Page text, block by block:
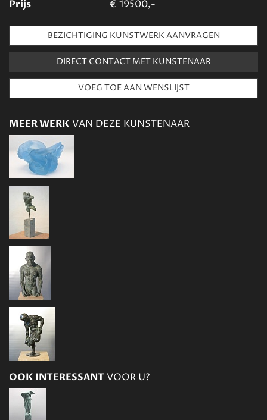
Prijs
€ 19500,-
BEZICHTIGING KUNSTWERK AANVRAGEN
DIRECT CONTACT MET KUNSTENAAR
MEER WERK VAN DEZE KUNSTENAAR
OOK INTERESSANTVOOR U?